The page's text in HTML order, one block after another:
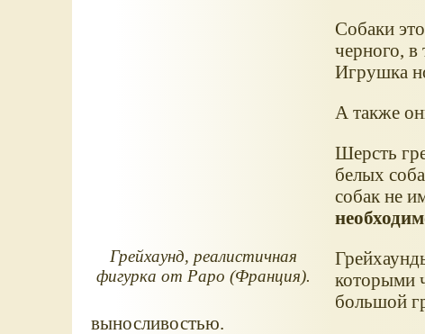
Грейхаунд, реалистичная
фигурка от Papo (Франция).
Собаки
черного, в
Игрушка
А также
Шерсть
белых
собак не
которыми
большой
выносливостью.